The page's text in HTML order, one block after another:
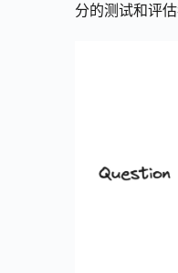
分的测试和评